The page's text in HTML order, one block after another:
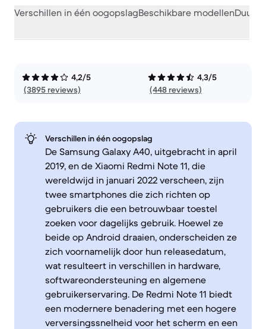
Verschillen in één oogopslagBeschikbare modellen
4,2/5
(3895 reviews)
4,3/5
(448 reviews)
Verschillen in één oogopslag
De Samsung Galaxy A40, uitgebracht in april
2019, en de Xiaomi Redmi Note 11, die
wereldwijd in januari 2022 verscheen, zijn
twee smartphones die zich richten op
gebruikers die een betrouwbaar toestel
zoeken voor dagelijks gebruik. Hoewel ze
beide op Android draaien, onderscheiden ze
zich voornamelijk door hun releasedatum,
wat resulteert in verschillen in hardware,
softwareondersteuning en algemene
gebruikerservaring. De Redmi Note 11 biedt
een modernere benadering met een hogere
verversingssnelheid voor het scherm en een